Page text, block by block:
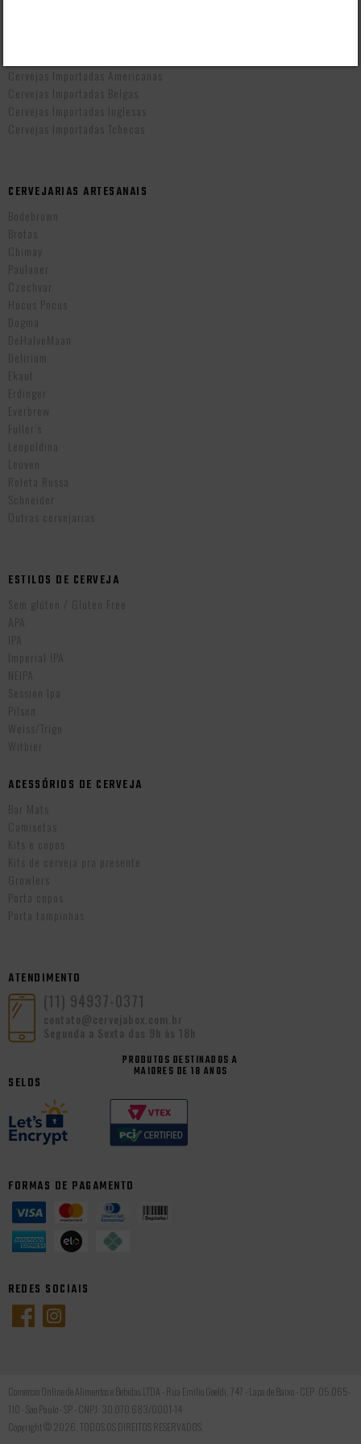
Cervejas Importadas Americanas
Cervejas Importadas Belgas
Cervejas Importadas Inglesas
Cervejas Importadas Tchecas
CERVEJARIAS ARTESANAIS
Bodebrown
Brotas
Chimay
Paulaner
Czechvar
Hocus Pocus
Dogma
DeHalveMaan
Delirium
Ekaut
Erdinger
Everbrew
Fuller’s
Leopoldina
Leuven
Roleta Russa
Schneider
Outras cervejarias
ESTILOS DE CERVEJA
Sem glúten / Gluten Free
APA
IPA
Imperial IPA
NEIPA
Session Ipa
Pilsen
Weiss/Trigo
Witbier
ACESSÓRIOS DE CERVEJA
Bar Mats
Camisetas
Kits e copos
Kits de cerveja pra presente
Growlers
Porta copos
Porta tampinhas
ATENDIMENTO
(11) 94937-0371
contato@cervejabox.com.br
Segunda a Sexta das 9h às 18h
PRODUTOS DESTINADOS A
MAIORES DE 18 ANOS
SELOS
FORMAS DE PAGAMENTO
REDES SOCIAIS
Comercio Online de Alimentos e Bebidas LTDA - Rua Emilio Goeldi, 747 - Lapa de Baixo - CEP: 05.065-
110 - Sao Paulo - SP - CNPJ: 30.070.683/0001-14
Copyright © 2026, TODOS OS DIREITOS RESERVADOS.